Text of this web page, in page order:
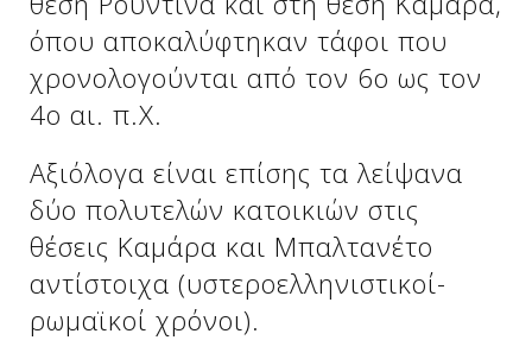
όπου αποκαλύφτηκαν τάφοι που
χρονολογούνται από τον 6ο ως τον
4ο αι. π.Χ.
Αξιόλογα είναι επίσης τα λείψανα
δύο πολυτελών κατοικιών στις
θέσεις Καμάρα και Μπαλτανέτο
αντίστοιχα (υστεροελληνιστικοί-
ρωμαϊκοί χρόνοι).